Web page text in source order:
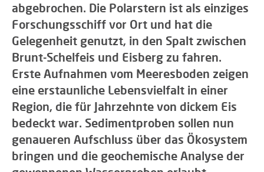
abgebrochen. Die Polarstern ist als einziges
Forschungsschiff vor Ort und hat die
Gelegenheit genutzt, in den Spalt zwischen
Brunt-Schelfeis und Eisberg zu fahren.
Erste Aufnahmen vom Meeresboden zeigen
eine erstaunliche Lebensvielfalt in einer
Region, die für Jahrzehnte von dickem Eis
bedeckt war. Sedimentproben sollen nun
genaueren Aufschluss über das Ökosystem
bringen und die geochemische Analyse der